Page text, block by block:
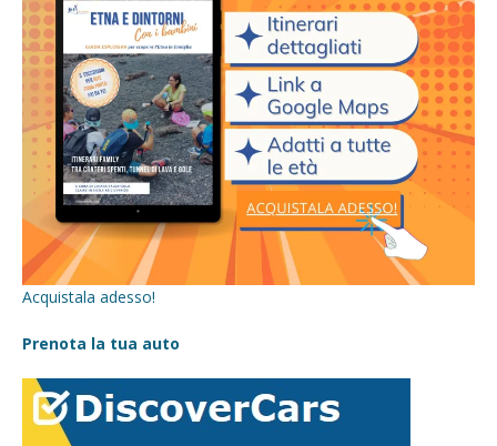
Acquistala adesso!
Prenota la tua auto